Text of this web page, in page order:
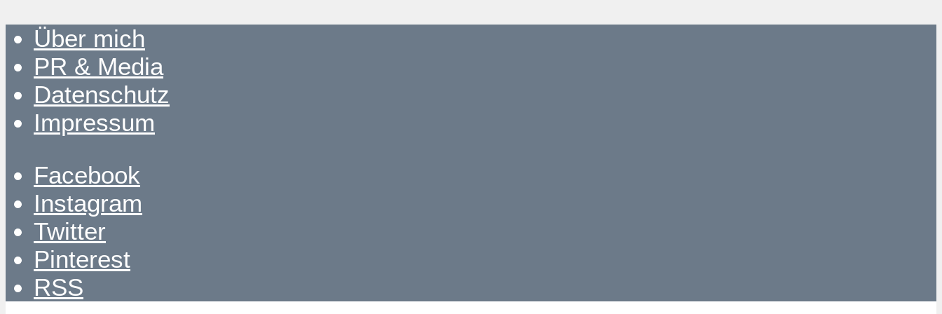
Über mich
PR & Media
Datenschutz
Impressum
Facebook
Instagram
Twitter
Pinterest
RSS